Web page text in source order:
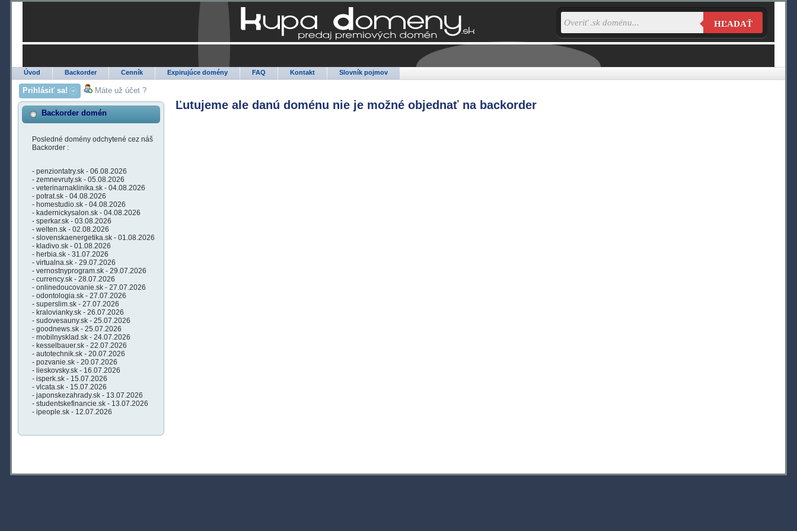
Úvod Backorder Cenník Expirujúce domény FAQ Kontakt Slovník pojmov
HĽADAŤ
Prihlásiť sa! Máte už účet ?
Backorder domén
Posledné domény odchytené cez náš
Backorder :
- penziontatry.sk - 06.08.2026
- zemnevruty.sk - 05.08.2026
- veterinarnaklinika.sk - 04.08.2026
- potrat.sk - 04.08.2026
- homestudio.sk - 04.08.2026
- kadernickysalon.sk - 04.08.2026
- sperkar.sk - 03.08.2026
- welten.sk - 02.08.2026
- slovenskaenergetika.sk - 01.08.2026
- kladivo.sk - 01.08.2026
- herbia.sk - 31.07.2026
- virtualna.sk - 29.07.2026
- vernostnyprogram.sk - 29.07.2026
- currency.sk - 28.07.2026
- onlinedoucovanie.sk - 27.07.2026
- odontologia.sk - 27.07.2026
- superslim.sk - 27.07.2026
- kralovianky.sk - 26.07.2026
- sudovesauny.sk - 25.07.2026
- goodnews.sk - 25.07.2026
- mobilnysklad.sk - 24.07.2026
- kesselbauer.sk - 22.07.2026
- autotechnik.sk - 20.07.2026
- pozvanie.sk - 20.07.2026
- lieskovsky.sk - 16.07.2026
- isperk.sk - 15.07.2026
- vlcata.sk - 15.07.2026
- japonskezahrady.sk - 13.07.2026
- studentskefinancie.sk - 13.07.2026
- ipeople.sk - 12.07.2026
Ľutujeme ale danú doménu nie je možné objednať na backorder